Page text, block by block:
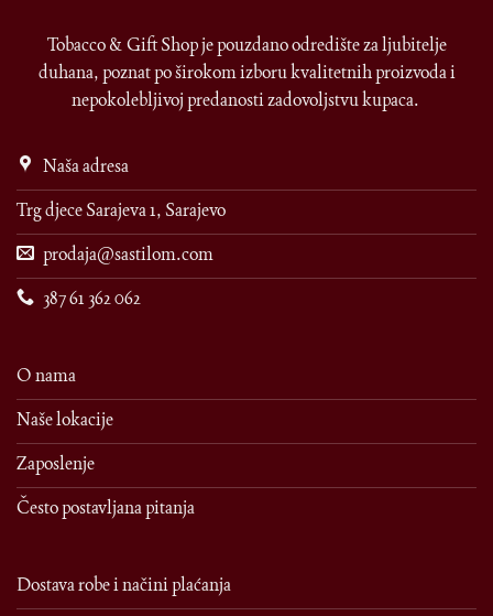
Tobacco & Gift Shop je pouzdano odredište za ljubitelje
duhana, poznat po širokom izboru kvalitetnih proizvoda i
nepokolebljivoj predanosti zadovoljstvu kupaca.
Naša adresa
Trg djece Sarajeva 1, Sarajevo
prodaja@sastilom.com
387 61 362 062
O nama
Naše lokacije
Zaposlenje
Često postavljana pitanja
Dostava robe i načini plaćanja